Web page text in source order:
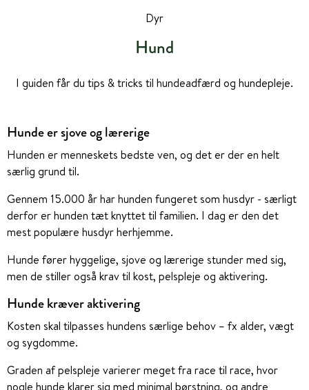
Dyr
Hund
I guiden får du tips & tricks til hundeadfærd og hundepleje.
Hunde er sjove og lærerige
Hunden er menneskets bedste ven, og det er der en helt
særlig grund til.
Gennem 15.000 år har hunden fungeret som husdyr - særligt
derfor er hunden tæt knyttet til familien. I dag er den det
mest populære husdyr herhjemme.
Hunde fører hyggelige, sjove og lærerige stunder med sig,
men de stiller også krav til kost, pelspleje og aktivering.
Hunde kræver aktivering
Kosten skal tilpasses hundens særlige behov – fx alder, vægt
og sygdomme.
Graden af pelspleje varierer meget fra race til race, hvor
nogle hunde klarer sig med minimal børstning, og andre